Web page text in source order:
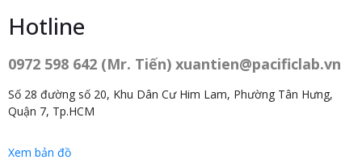
Hotline
0972 598 642 (Mr. Tiến) xuantien@pacificlab.vn
Số 28 đường số 20, Khu Dân Cư Him Lam, Phường Tân Hưng,
Quận 7, Tp.HCM
Xem bản đồ